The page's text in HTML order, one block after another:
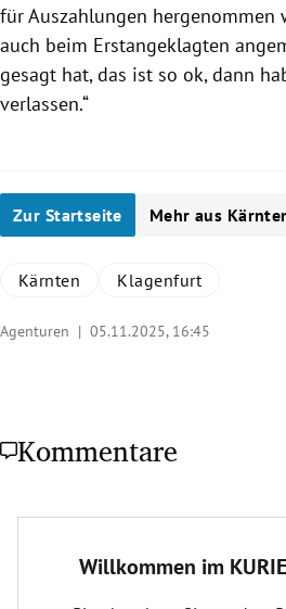
für Auszahlungen hergenommen
auch beim Erstangeklagten
gesagt hat, das ist so ok, dann
verlassen.“
Zur Startseite Mehr aus
Kärnten Klagenfurt
Agenturen | 05.11.2025, 16:45
Kommentare